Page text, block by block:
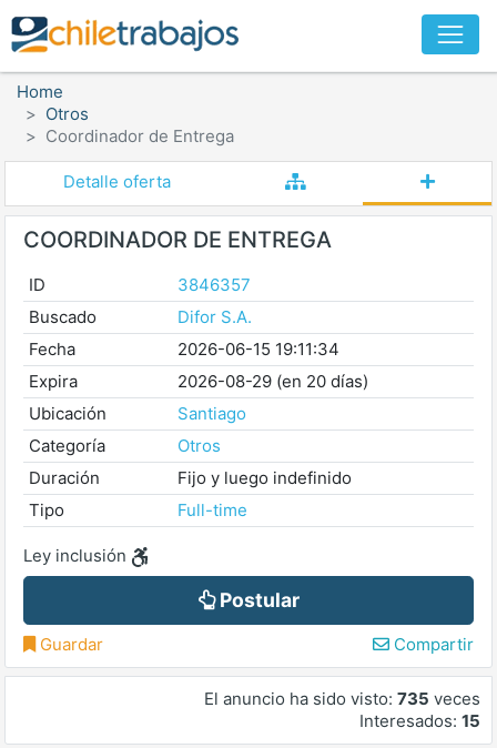
Home
Otros
Coordinador de Entrega
Detalle oferta
COORDINADOR DE ENTREGA
ID
3846357
Buscado
Difor S.A.
Fecha
2026-06-15 19:11:34
Expira
2026-08-29 (en 20 días)
Ubicación
Santiago
Categoría
Otros
Duración
Fijo y luego indefinido
Tipo
Full-time
Ley inclusión
Postular
Guardar Compartir
El anuncio ha sido visto: 735 veces
Interesados: 15